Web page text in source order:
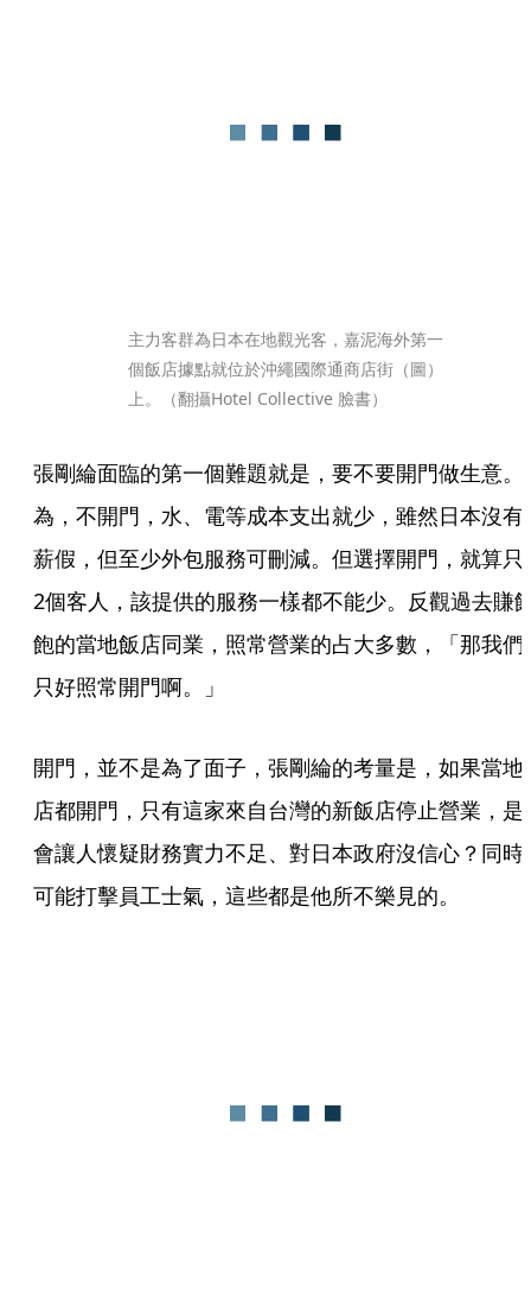
主力客群為日本在地觀光客，嘉泥海外第一
個飯店據點就位於沖繩國際通商店街（圖）
上。（翻攝Hotel Collective 臉書）
張剛綸面臨的第一個難題就是，要不要開門做生意。
為，不開門，水、電等成本支出就少，雖然日本沒有
薪假，但至少外包服務可刪減。但選擇開門，就算只
2個客人，該提供的服務一樣都不能少。反觀過去賺
飽的當地飯店同業，照常營業的占大多數，「那我們
只好照常開門啊。」
開門，並不是為了面子，張剛綸的考量是，如果當地
店都開門，只有這家來自台灣的新飯店停止營業，是
會讓人懷疑財務實力不足、對日本政府沒信心？同時
可能打擊員工士氣，這些都是他所不樂見的。